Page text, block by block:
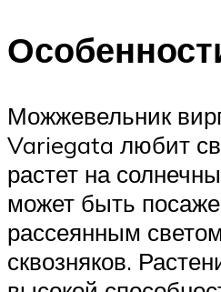
Можжевельник
Variegata любит
растет на
может быть
рассеянным
сквозняков.